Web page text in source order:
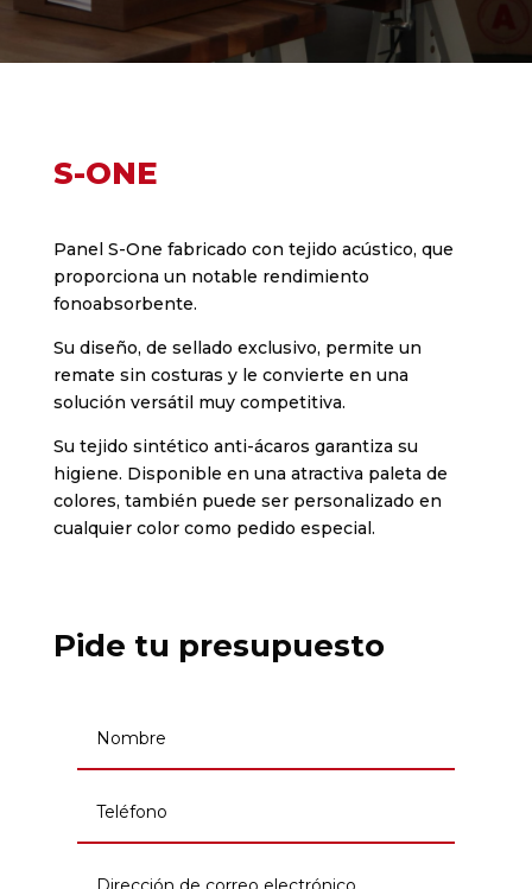
S-ONE
Panel S-One fabricado con tejido acústico, que
proporciona un notable rendimiento
fonoabsorbente.
Su diseño, de sellado exclusivo, permite un
remate sin costuras y le convierte en una
solución versátil muy competitiva.
Su tejido sintético anti-ácaros garantiza su
higiene. Disponible en una atractiva paleta de
colores, también puede ser personalizado en
cualquier color como pedido especial.
Pide tu presupuesto